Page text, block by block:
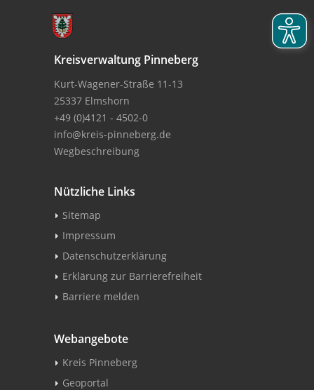
Kreisverwaltung Pinneberg
Kurt-Wagener-Straße 11-13
25337 Elmshorn
+49 (0)4121 - 4502-0
info@kreis-pinneberg.de
Wegbeschreibung
Nützliche Links
Sitemap
Impressum
Datenschutzerklärung
Erklärung zur Barrierefreiheit
Barriere melden
Webangebote
Kreis Pinneberg
Geoportal